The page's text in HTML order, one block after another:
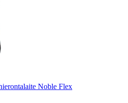
Noble Flex